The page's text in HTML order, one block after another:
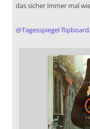
das sicher immer mal
@Tagesspiegel